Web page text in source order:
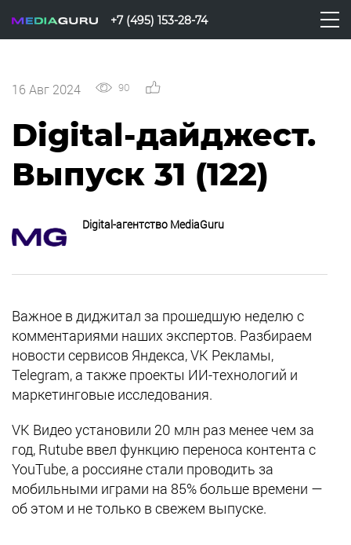
+7 (495) 153-28-74
16 Авг 2024 90
Digital-дайджест.
Выпуск 31 (122)
Digital-агентство MediaGuru
Важное в диджитал за прошедшую неделю с
комментариями наших экспертов. Разбираем
новости сервисов Яндекса, VK Рекламы,
Telegram, а также проекты ИИ-технологий и
маркетинговые исследования.
VK Видео установили 20 млн раз менее чем за
год, Rutube ввел функцию переноса контента с
YouTube, а россияне стали проводить за
мобильными играми на 85% больше времени —
об этом и не только в свежем выпуске.